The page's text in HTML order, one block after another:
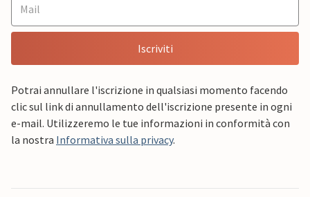
Iscriviti
Potrai annullare l'iscrizione in qualsiasi momento facendo
clic sul link di annullamento dell'iscrizione presente in ogni
e-mail. Utilizzeremo le tue informazioni in conformità con
la nostra Informativa sulla privacy.